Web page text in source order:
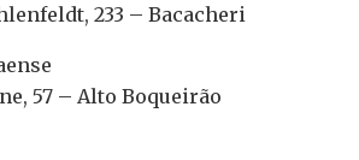
233 – Bacacheri
57 – Alto Boqueirão